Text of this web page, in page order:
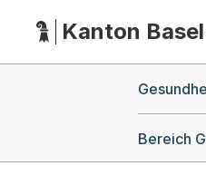
Hauptnavigation
Kanton
Bereich